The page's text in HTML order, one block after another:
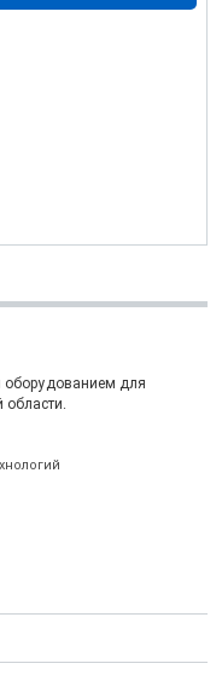
оборудованием для
области.